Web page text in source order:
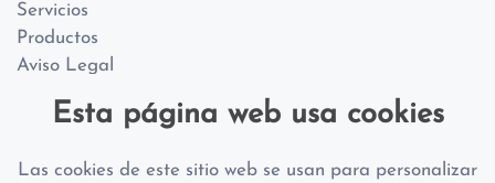
Servicios
Productos
Aviso Legal
Política de Privacidad
Esta página web usa cookies
Las cookies de este sitio web se usan para personalizar